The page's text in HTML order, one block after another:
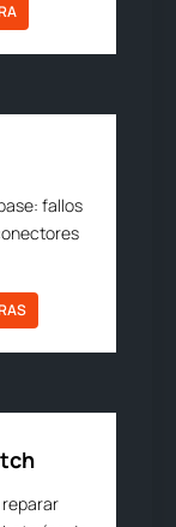
fallos